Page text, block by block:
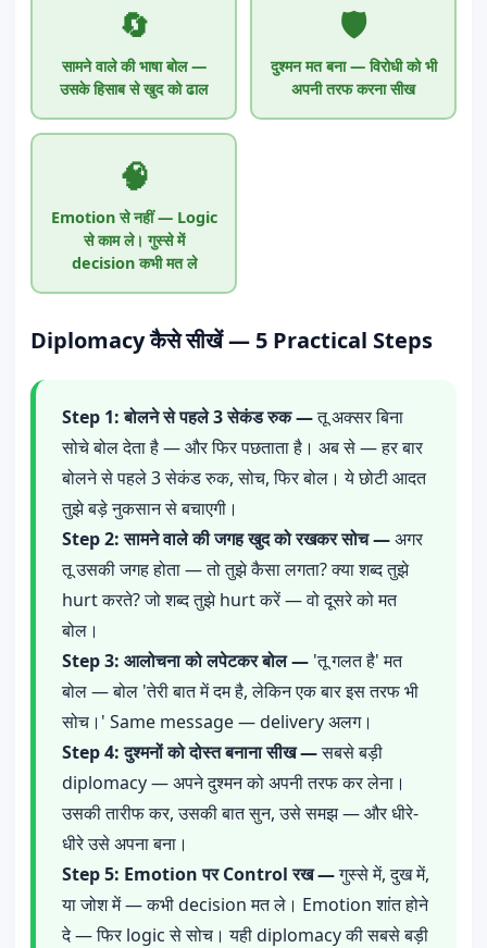
🔄
सामने वाले की भाषा बोल —
उसके हिसाब से खुद को ढाल
🛡️
दुश्मन मत बना — विरोधी को भी
अपनी तरफ करना सीख
🧠
Emotion से नहीं — Logic
से काम ले। गुस्से में
decision कभी मत ले
Diplomacy कैसे सीखें — 5 Practical Steps
Step 1: बोलने से पहले 3 सेकंड रुक —तू अक्सर बिना
सोचे बोल देता है — और फिर पछताता है। अब से — हर बार
बोलने से पहले 3 सेकंड रुक, सोच, फिर बोल। ये छोटी आदत
तुझे बड़े नुकसान से बचाएगी।
Step 2: सामने वाले की जगह खुद को रखकर सोच —अगर
तू उसकी जगह होता — तो तुझे कैसा लगता? क्या शब्द तुझे
hurt करते? जो शब्द तुझे hurt करें — वो दूसरे को मत
बोल।
Step 3: आलोचना को लपेटकर बोल — 'तू गलत है' मत
बोल — बोल 'तेरी बात में दम है, लेकिन एक बार इस तरफ भी
सोच।' Same message — delivery अलग।
Step 4: दुश्मनों को दोस्त बनाना सीख —सबसे बड़ी
diplomacy — अपने दुश्मन को अपनी तरफ कर लेना।
उसकी तारीफ कर, उसकी बात सुन, उसे समझ — और धीरे-
धीरे उसे अपना बना।
Step 5: Emotion पर Control रख —गुस्से में, दुख में,
या जोश में — कभी decision मत ले। Emotion शांत होने
दे — फिर logic से सोच। यही diplomacy की सबसे बड़ी